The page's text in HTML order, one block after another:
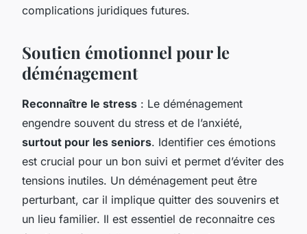
complications juridiques futures.
Soutien émotionnel pour le
déménagement
Reconnaître le stress : Le déménagement
engendre souvent du stress et de l’anxiété,
surtout pour les seniors. Identifier ces émotions
est crucial pour un bon suivi et permet d’éviter des
tensions inutiles. Un déménagement peut être
perturbant, car il implique quitter des souvenirs et
un lieu familier. Il est essentiel de reconnaitre ces